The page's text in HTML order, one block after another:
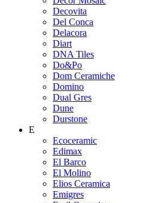
Decovita
Del Conca
Delacora
Diart
DNA Tiles
Do&Po
Dom Ceramiche
Domino
Dual Gres
Dune
Durstone
E
Ecoceramic
Edimax
El Barco
El Molino
Elios Ceramica
Emigres